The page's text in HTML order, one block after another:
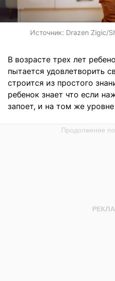
Источник: Drazen Zigic/
В возрасте трех лет
пытается удовлетворить
строится из простого
ребенок знает что если
запоет, и на том же